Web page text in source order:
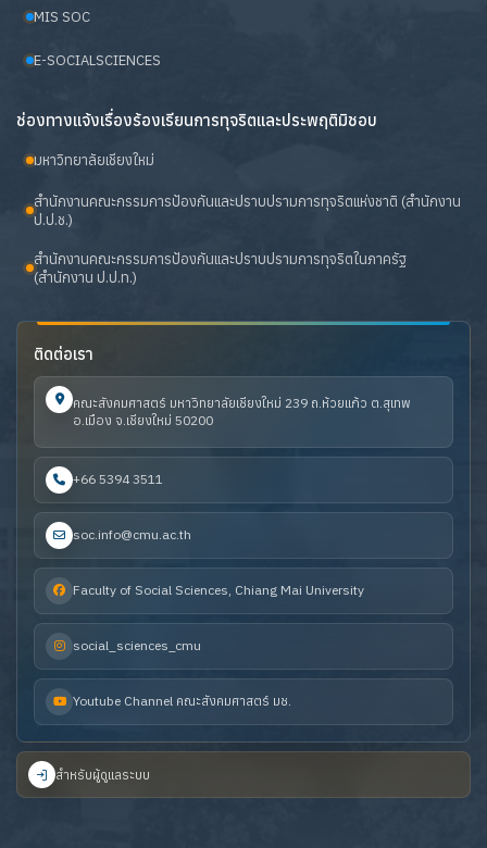
MIS SOC
E-SOCIALSCIENCES
ช่องทางแจ้งเรื่องร้องเรียนการทุจริตและประพฤติมิชอบ
มหาวิทยาลัยเชียงใหม่
สำนักงานคณะกรรมการป้องกันและปราบปรามการทุจริตแห่งชาติ (สำนักงาน
ป.ป.ช.)
สำนักงานคณะกรรมการป้องกันและปราบปรามการทุจริตในภาครัฐ
(สำนักงาน ป.ป.ท.)
ติดต่อเรา
คณะสังคมศาสตร์ มหาวิทยาลัยเชียงใหม่ 239 ถ.ห้วยแก้ว ต.สุเทพ
อ.เมือง จ.เชียงใหม่ 50200
+66 5394 3511
soc.info@cmu.ac.th
Faculty of Social Sciences, Chiang Mai University
social_sciences_cmu
Youtube Channel คณะสังคมศาสตร์ มช.
สำหรับผู้ดูแลระบบ